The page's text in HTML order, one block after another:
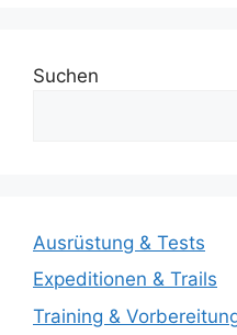
Suchen
Ausrüstung & Tests
Expeditionen & Trails
Training &